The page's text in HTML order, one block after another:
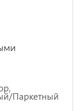
Паркетный